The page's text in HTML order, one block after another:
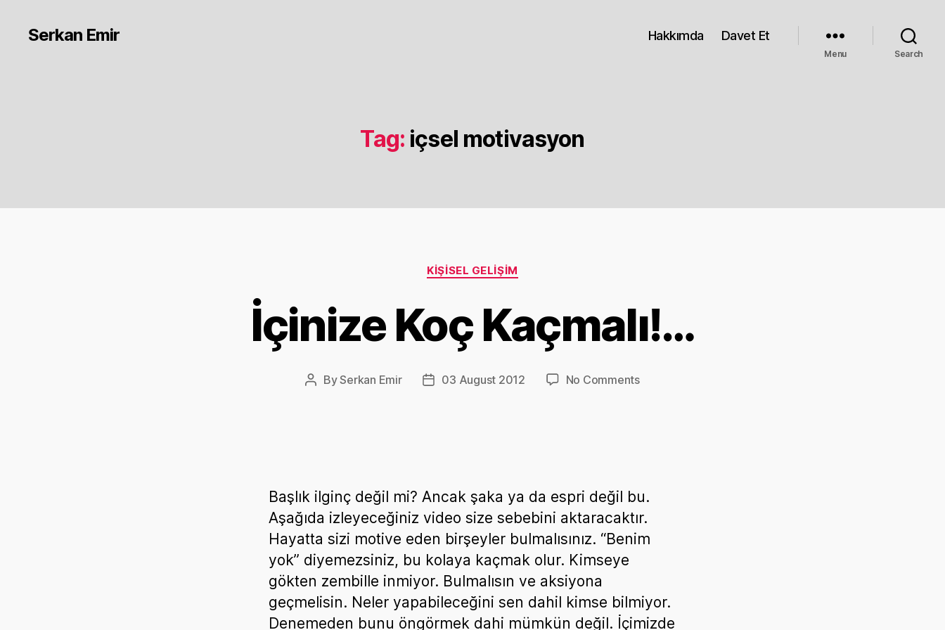
Serkan Emir Hakkımda Davet Et
Menu Search
Tag: içsel motivasyon
Categories
KIŞISEL GELIŞIM
İçinize Koç Kaçmalı!…
PostBySerkan Emir
Post03 August 2012 No Commentson
Başlık ilginç değil mi? Ancak şaka ya da espri değil bu.
Aşağıda izleyeceğiniz video size sebebini aktaracaktır.
Hayatta sizi motive eden birşeyler bulmalısınız. “Benim
yok” diyemezsiniz, bu kolaya kaçmak olur. Kimseye
gökten zembille inmiyor. Bulmalısın ve aksiyona
geçmelisin. Neler yapabileceğini sen dahil kimse bilmiyor.
Denemeden bunu öngörmek dahi mümkün değil. İçimizde